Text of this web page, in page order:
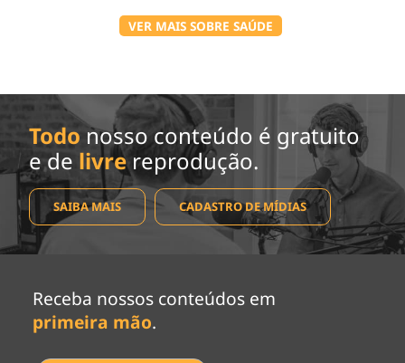
VER MAIS SOBRE SAÚDE
Todo nosso conteúdo é gratuito
e de livrereprodução.
SAIBA MAIS CADASTRO DE MÍDIAS
Receba nossos conteúdos em
primeira mão.